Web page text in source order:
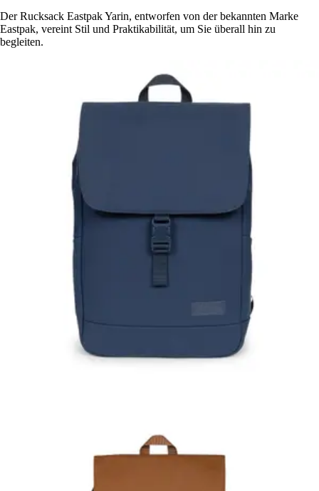
Der Rucksack Eastpak Yarin, entworfen von der bekannten Marke
Eastpak, vereint Stil und Praktikabilität, um Sie überall hin zu
begleiten.